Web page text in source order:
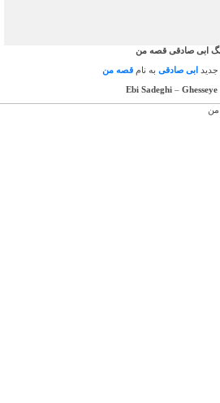
ابی صادقی قصه من
جدید ابی صادقی به نامقصه من
Ebi Sadeghi –